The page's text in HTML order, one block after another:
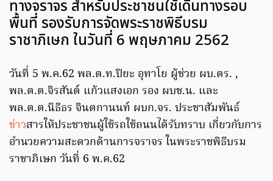
ทางจราจร สําหรับประชาชนใช้เดินทางรอบ
พื้นที่ รองรับการจัดพระราชพิธีบรม
ราชาภิเษก ในวันที่ 6 พฤษภาคม 2562
วันที่ 5 พ.ค.62 พล.ต.ท.ปิยะ อุทาโย ผู้ช่วย ผบ.ตร. ,
พล.ต.ต.จิรสันต์ แก้วแสงเอก รอง ผบช.น. และ
พล.ต.ต.นิธิธร จินตกานนท์ ผบก.จร. ประชาสัมพันธ์
ข่าวสารให้ประชาชนผู้ใช้รถใช้ถนนได้รับทราบ เกี่ยวกับการ
อำนวยความสะดวกด้านการจราจร ในพระราชพิธีบรม
ราชาภิเษก วันที่ 6 พ.ค.62